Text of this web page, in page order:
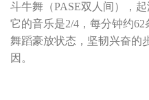
斗牛舞（PASE双人间），
它的音乐是2/4，每分钟约62
舞蹈豪放状态，坚韧兴奋的
因。